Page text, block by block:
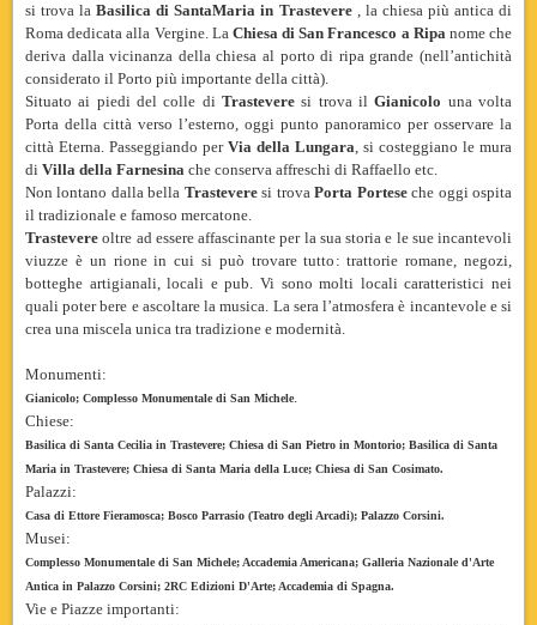
si trova laBasilica diSantaMaria in Trastevere , la chiesa più antica di
Roma dedicata alla Vergine. La Chiesa di San Francesco a Ripanome che
deriva dalla vicinanza della chiesa al porto di ripa grande (nell’antichità
considerato il Porto più importante della città).
Situato ai piedi del colle di Trastevere si trova ilGianicolo una volta
Porta della città verso l’esterno, oggi punto panoramico per osservare la
città Eterna. Passeggiando per Via della Lungara, si costeggiano le mura
di Villa della Farnesina che conserva affreschi di Raffaello etc.
Non lontano dalla bella Trasteveresi trovaPorta Porteseche oggi ospita
il tradizionale e famoso mercatone.
Trastevere oltre ad essere affascinante per la sua storia e le sue incantevoli
viuzze è un rione in cui si può trovare tutto: trattorie romane, negozi,
botteghe artigianali, locali e pub. Vi sono molti locali caratteristici nei
quali poter bere e ascoltare la musica. La sera l’atmosfera è incantevole e si
crea una miscela unica tra tradizione e modernità.
Monumenti:
Gianicolo; Complesso Monumentale di San Michele.
Chiese:
Basilica di Santa Cecilia in Trastevere; Chiesa di San Pietro in Montorio; Basilica di Santa
Maria in Trastevere; Chiesa di Santa Maria della Luce; Chiesa di San Cosimato.
Palazzi:
Casa di Ettore Fieramosca; Bosco Parrasio (Teatro degli Arcadi); Palazzo Corsini.
Musei:
Complesso Monumentale di San Michele; Accademia Americana; Galleria Nazionale d'Arte
Antica in Palazzo Corsini; 2RC Edizioni D'Arte; Accademia di Spagna.
Vie e Piazze importanti: